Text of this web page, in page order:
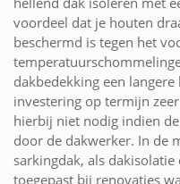
voordeel dat je houten
beschermd is tegen het
dakbedekking een
investering op termijn
hierbij niet nodig indien
door de dakwerker. In de
sarkingdak, als
toegepast bij renovaties